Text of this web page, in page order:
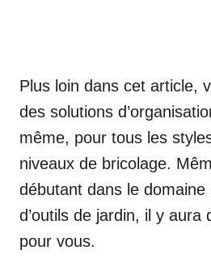
Plus loin dans cet article,
des solutions
même, pour tous les
niveaux de bricolage.
débutant dans le
d’outils de jardin, il y aura
pour vous.